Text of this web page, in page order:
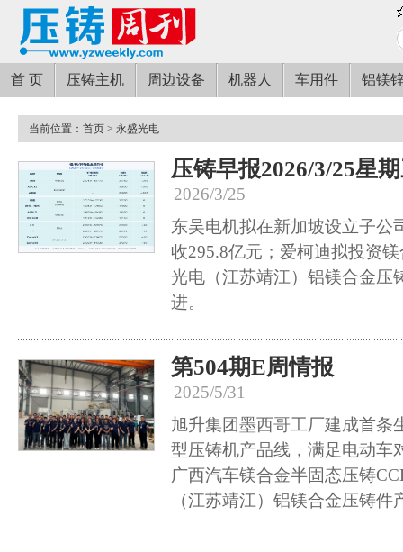
首 页 压铸主机 周边设备 机器人 车用件 铝镁
当前位置： 首页 > 永盛光电
压铸早报2026/3/25星
2026/3/25
东吴电机拟在新加坡设立子公
收295.8亿元；爱柯迪拟投资
光电（江苏靖江）铝镁合金压
进。
第504期E周情报
2025/5/31
旭升集团墨西哥工厂建成首条
型压铸机产品线，满足电动车
广西汽车镁合金半固态压铸
（江苏靖江）铝镁合金压铸件